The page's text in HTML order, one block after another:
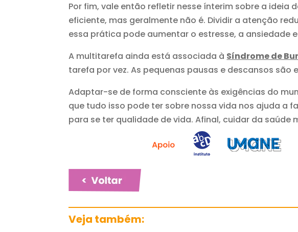
Por fim, vale então refletir nesse ínterim sobre a
eficiente, mas geralmente não é. Dividir a atenção
essa prática pode aumentar o estresse, a ansiedade
A multitarefa ainda está associada à Síndrome de
tarefa por vez. As pequenas pausas e descansos
Adaptar-se de forma consciente às exigências do
que tudo isso pode ter sobre nossa vida nos ajuda a
para se ter qualidade de vida. Afinal, cuidar da
Veja também: